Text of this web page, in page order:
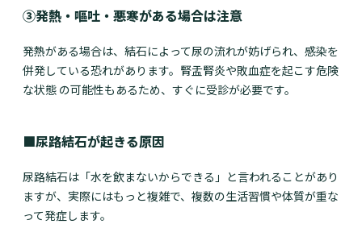
③発熱・嘔吐・悪寒がある場合は注意
発熱がある場合は、結石によって尿の流れが妨げられ、感染を
併発している恐れがあります。腎盂腎炎や敗血症を起こす危険
な状態 の可能性もあるため、すぐに受診が必要です。
■尿路結石が起きる原因
尿路結石は「水を飲まないからできる」と言われることがあり
ますが、実際にはもっと複雑で、複数の生活習慣や体質が重な
って発症します。